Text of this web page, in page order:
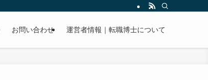
お問い合わせ 運営者情報｜転職博士について